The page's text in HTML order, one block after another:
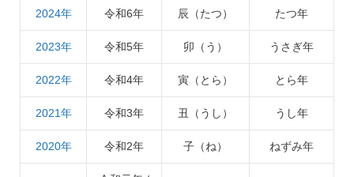
2024年 令和6年 辰（たつ） たつ年
2023年 令和5年 卯（う） うさぎ年
2022年 令和4年 寅（とら） とら年
2021年 令和3年 丑（うし） うし年
2020年 令和2年 子（ね） ねずみ年